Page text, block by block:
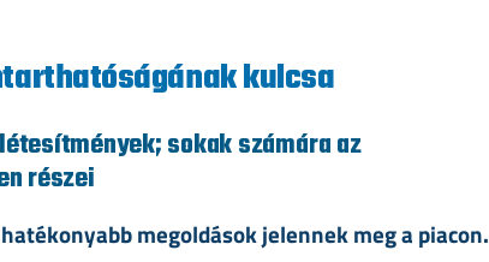
kulcsa
sokak számára az
részei
megoldások jelennek meg a piacon.